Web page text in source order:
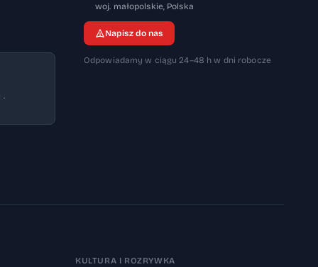
woj. małopolskie, 32-600
Polska
Napisz do nas
Odpowiadamy w ciągu 24–48 h w dni robocze
KULTURA I ROZRYWKA